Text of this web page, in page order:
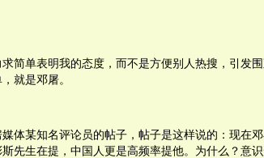
简单表明我的态度，而不是方便别人热搜，引发
就是邓屠。
体某知名评论员的帖子，帖子是这样说的：现在
先生在提，中国人更是高频率提他。为什么？意